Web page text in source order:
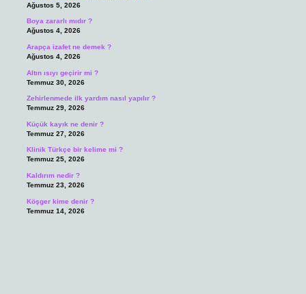
Ağustos 5, 2026
Boya zararlı mıdır ?
Ağustos 4, 2026
Arapça izafet ne demek ?
Ağustos 4, 2026
Altın ısıyı geçirir mi ?
Temmuz 30, 2026
Zehirlenmede ilk yardım nasıl yapılır ?
Temmuz 29, 2026
Küçük kayık ne denir ?
Temmuz 27, 2026
Klinik Türkçe bir kelime mi ?
Temmuz 25, 2026
Kaldırım nedir ?
Temmuz 23, 2026
Köşger kime denir ?
Temmuz 14, 2026